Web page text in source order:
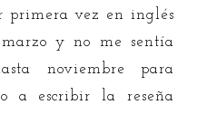
primera vez en inglés
y no me sentía
noviembre para
a escribir la reseña